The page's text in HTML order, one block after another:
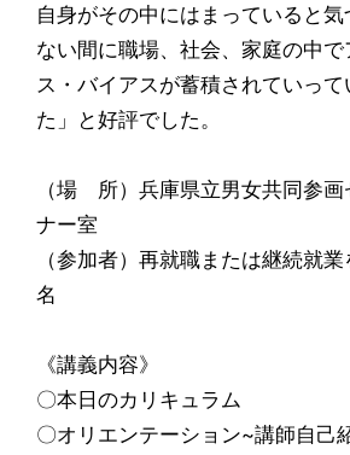
自身がその中にはまっていると
ない間に職場、社会、家庭の中で
ス・バイアスが蓄積されていっ
た」と好評でした。
（場 所）兵庫県立男女共同参
ナー室
（参加者）再就職または継続就
名
《講義内容》
〇本日のカリキュラム
〇オリエンテーション~講師自己